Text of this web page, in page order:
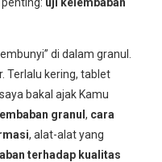
di dalam granul.
Terlalu kering, tablet
bakal ajak Kamu
granul , cara
, alat-alat yang
terhadap kualitas